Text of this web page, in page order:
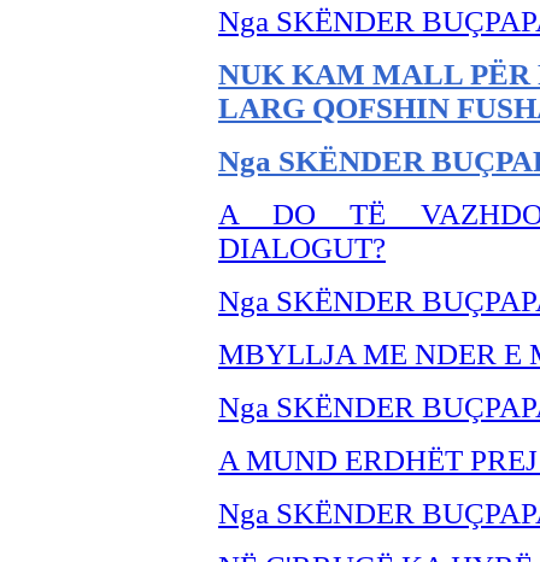
Nga SKËNDER BU
NUK KAM MALL PËR
LARG QOFSHIN
Nga SKËNDER
A DO TË
DIALOGUT?
Nga SKËNDER
MBYLLJA ME NDER E
Nga SKËNDER BU
A MUND ERDHËT
Nga SKËNDER BU